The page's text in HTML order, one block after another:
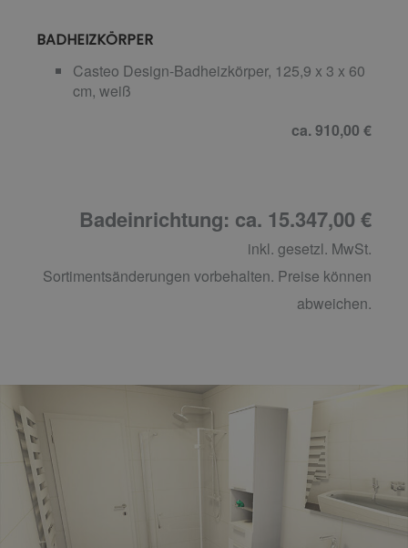
BADHEIZKÖRPER
Casteo Design-Badheizkörper, 125,9 x 3 x 60
cm, weiß
ca. 910,00 €
Badeinrichtung: ca. 15.347,00 €
inkl. gesetzl. MwSt.
Sortimentsänderungen vorbehalten. Preise können
abweichen.